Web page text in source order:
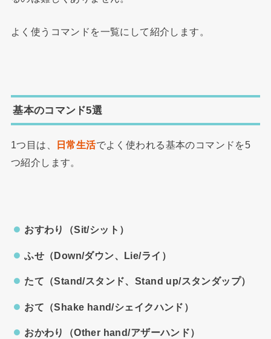
よく使うコマンドを一覧にして紹介します。
基本のコマンド5選
1つ目は、 日常生活でよく使われる基本のコマンドを5
つ紹介します。
おすわり（Sit/シット）
ふせ（Down/ダウン、Lie/ライ）
たて（Stand/スタンド、Stand up/スタンダップ）
おて（Shake hand/シェイクハンド）
おかわり（Other hand/アザーハンド）